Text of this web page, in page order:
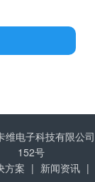
电子科技有限公司
152号
方案 | 新闻资讯 |